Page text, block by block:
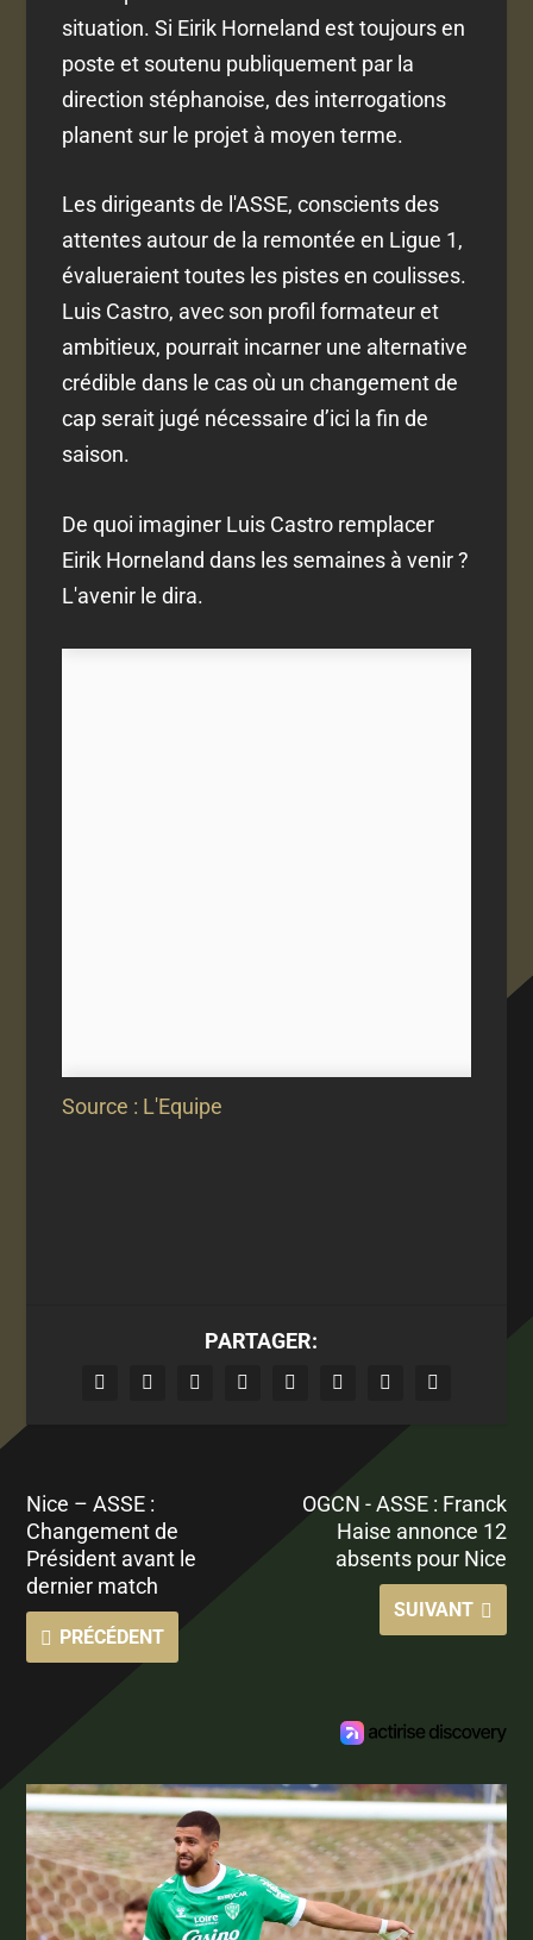
situation. Si Eirik Horneland est toujours en
poste et soutenu publiquement par la
direction stéphanoise, des interrogations
planent sur le projet à moyen terme.
Les dirigeants de l'ASSE, conscients des
attentes autour de la remontée en Ligue 1,
évalueraient toutes les pistes en coulisses.
Luis Castro, avec son profil formateur et
ambitieux, pourrait incarner une alternative
crédible dans le cas où un changement de
cap serait jugé nécessaire d’ici la fin de
saison.
De quoi imaginer Luis Castro remplacer
Eirik Horneland dans les semaines à venir ?
L'avenir le dira.
Source : L'Equipe
PARTAGER:
Nice – ASSE :
Changement de
Président avant le
dernier match
PRÉCÉDENT
OGCN - ASSE : Franck
Haise annonce 12
absents pour Nice
SUIVANT